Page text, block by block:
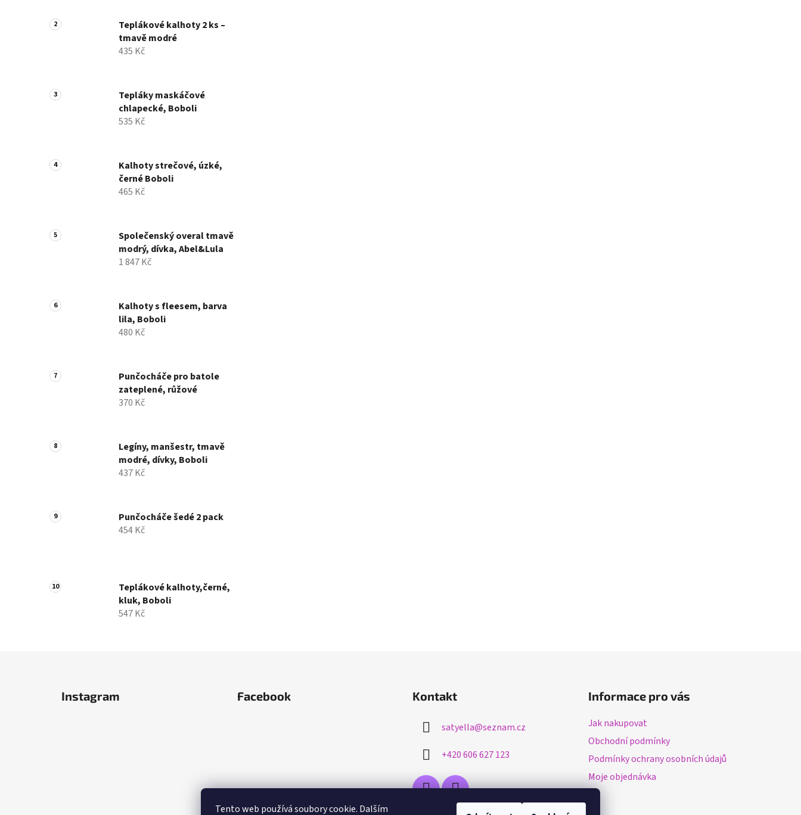
Tento web používá soubory cookie. Dalším
Teplákové kalhoty 2 ks –
tmavě modré
435 Kč
Tepláky maskáčové
chlapecké, Boboli
535 Kč
Kalhoty strečové, úzké,
černé Boboli
465 Kč
Společenský overal tmavě
modrý, dívka, Abel&Lula
1 847 Kč
Kalhoty s fleesem, barva
lila, Boboli
480 Kč
Punčocháče pro batole
zateplené, růžové
370 Kč
Legíny, manšestr, tmavě
modré, dívky, Boboli
437 Kč
Punčocháče šedé 2 pack
454 Kč
Teplákové kalhoty,černé,
kluk, Boboli
547 Kč
Instagram Facebook Kontakt
satyella@seznam.cz
+420 606 627 123
Informace pro vás
Jak nakupovat
Obchodní podmínky
Podmínky ochrany osobních údajů
Moje objednávka